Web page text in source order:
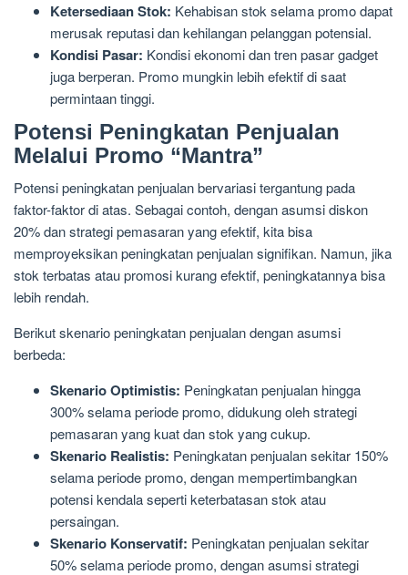
Ketersediaan Stok: Kehabisan stok selama promo dapat
merusak reputasi dan kehilangan pelanggan potensial.
Kondisi Pasar: Kondisi ekonomi dan tren pasar gadget
juga berperan. Promo mungkin lebih efektif di saat
permintaan tinggi.
Potensi Peningkatan Penjualan
Melalui Promo “Mantra”
Potensi peningkatan penjualan bervariasi tergantung pada
faktor-faktor di atas. Sebagai contoh, dengan asumsi diskon
20% dan strategi pemasaran yang efektif, kita bisa
memproyeksikan peningkatan penjualan signifikan. Namun, jika
stok terbatas atau promosi kurang efektif, peningkatannya bisa
lebih rendah.
Berikut skenario peningkatan penjualan dengan asumsi
berbeda:
Skenario Optimistis: Peningkatan penjualan hingga
300% selama periode promo, didukung oleh strategi
pemasaran yang kuat dan stok yang cukup.
Skenario Realistis: Peningkatan penjualan sekitar 150%
selama periode promo, dengan mempertimbangkan
potensi kendala seperti keterbatasan stok atau
persaingan.
Skenario Konservatif: Peningkatan penjualan sekitar
50% selama periode promo, dengan asumsi strategi